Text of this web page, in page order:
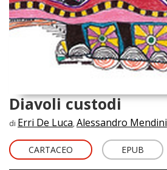
Diavoli custodi
di Erri De Luca, Alessandro Mendini
CARTACEO EPUB